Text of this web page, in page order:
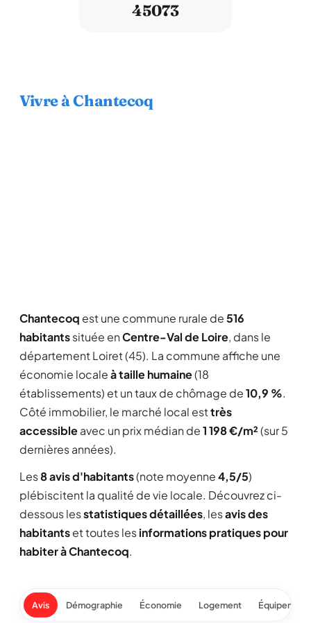
45073
Vivre à Chantecoq
Chantecoq est une commune rurale de516
habitantssituée enCentre-Val de Loire, dans le
département Loiret (45). La commune affiche une
économie localeà taille humaine(18
établissements) et un taux de chômage de10,9 %.
Côté immobilier, le marché local esttrès
accessibleavec un prix médian de1 198 €/m²(sur 5
dernières années).
Les8 avis d'habitants(note moyenne4,5/5)
plébiscitent la qualité de vie locale. Découvrez ci-
dessous lesstatistiques détaillées, lesavis des
habitantset toutes lesinformations pratiques pour
habiter à Chantecoq.
Avis Démographie Économie Logement